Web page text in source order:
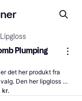
Lipgloss
Plumping
det her produkt fra
Den her lipgloss
kr.